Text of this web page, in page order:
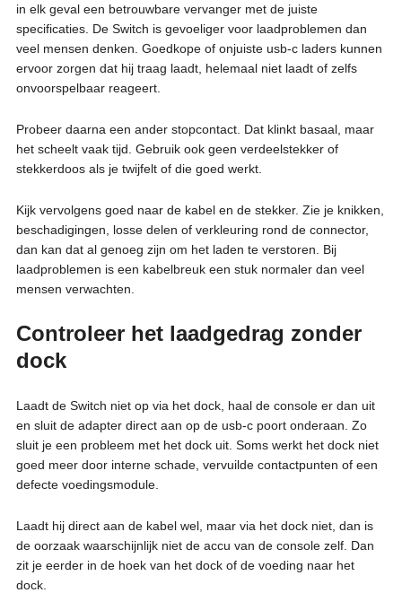
in elk geval een betrouwbare vervanger met de juiste
specificaties. De Switch is gevoeliger voor laadproblemen dan
veel mensen denken. Goedkope of onjuiste usb-c laders kunnen
ervoor zorgen dat hij traag laadt, helemaal niet laadt of zelfs
onvoorspelbaar reageert.
Probeer daarna een ander stopcontact. Dat klinkt basaal, maar
het scheelt vaak tijd. Gebruik ook geen verdeelstekker of
stekkerdoos als je twijfelt of die goed werkt.
Kijk vervolgens goed naar de kabel en de stekker. Zie je knikken,
beschadigingen, losse delen of verkleuring rond de connector,
dan kan dat al genoeg zijn om het laden te verstoren. Bij
laadproblemen is een kabelbreuk een stuk normaler dan veel
mensen verwachten.
Controleer het laadgedrag zonder
dock
Laadt de Switch niet op via het dock, haal de console er dan uit
en sluit de adapter direct aan op de usb-c poort onderaan. Zo
sluit je een probleem met het dock uit. Soms werkt het dock niet
goed meer door interne schade, vervuilde contactpunten of een
defecte voedingsmodule.
Laadt hij direct aan de kabel wel, maar via het dock niet, dan is
de oorzaak waarschijnlijk niet de accu van de console zelf. Dan
zit je eerder in de hoek van het dock of de voeding naar het
dock.